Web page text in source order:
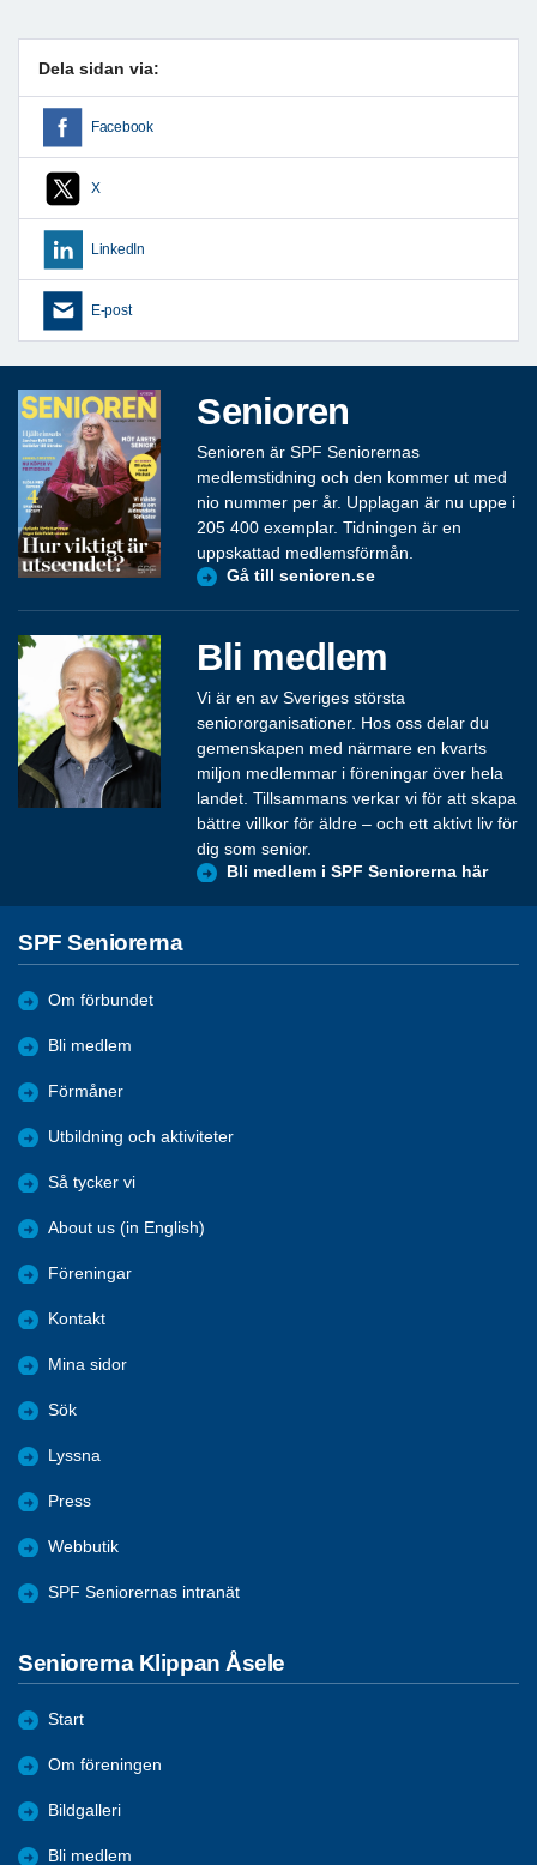
Dela sidan via:
Facebook
X
LinkedIn
E-post
Senioren
Senioren är SPF Seniorernas
medlemstidning och den kommer ut med
nio nummer per år. Upplagan är nu uppe i
205 400 exemplar. Tidningen är en
uppskattad medlemsförmån.
Gå till senioren.se
Bli medlem
Vi är en av Sveriges största
seniororganisationer. Hos oss delar du
gemenskapen med närmare en kvarts
miljon medlemmar i föreningar över hela
landet. Tillsammans verkar vi för att skapa
bättre villkor för äldre – och ett aktivt liv för
dig som senior.
Bli medlem i SPF Seniorerna här
SPF Seniorerna
Om förbundet
Bli medlem
Förmåner
Utbildning och aktiviteter
Så tycker vi
About us (in English)
Föreningar
Kontakt
Mina sidor
Sök
Lyssna
Press
Webbutik
SPF Seniorernas intranät
Seniorerna Klippan Åsele
Start
Om föreningen
Bildgalleri
Bli medlem